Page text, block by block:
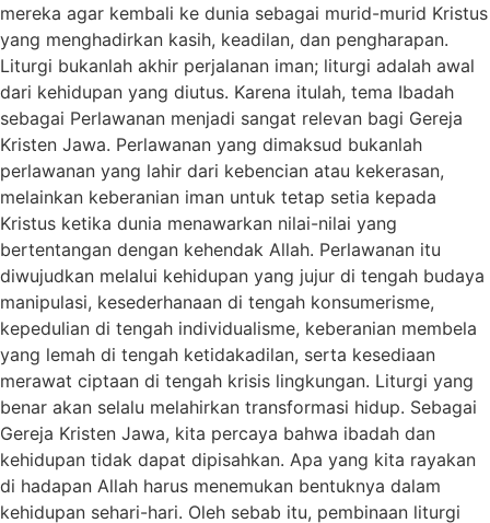
mereka agar kembali ke dunia sebagai murid-murid Kristus
yang menghadirkan kasih, keadilan, dan pengharapan.
Liturgi bukanlah akhir perjalanan iman; liturgi adalah awal
dari kehidupan yang diutus. Karena itulah, tema Ibadah
sebagai Perlawanan menjadi sangat relevan bagi Gereja
Kristen Jawa. Perlawanan yang dimaksud bukanlah
perlawanan yang lahir dari kebencian atau kekerasan,
melainkan keberanian iman untuk tetap setia kepada
Kristus ketika dunia menawarkan nilai-nilai yang
bertentangan dengan kehendak Allah. Perlawanan itu
diwujudkan melalui kehidupan yang jujur di tengah budaya
manipulasi, kesederhanaan di tengah konsumerisme,
kepedulian di tengah individualisme, keberanian membela
yang lemah di tengah ketidakadilan, serta kesediaan
merawat ciptaan di tengah krisis lingkungan. Liturgi yang
benar akan selalu melahirkan transformasi hidup. Sebagai
Gereja Kristen Jawa, kita percaya bahwa ibadah dan
kehidupan tidak dapat dipisahkan. Apa yang kita rayakan
di hadapan Allah harus menemukan bentuknya dalam
kehidupan sehari-hari. Oleh sebab itu, pembinaan liturgi